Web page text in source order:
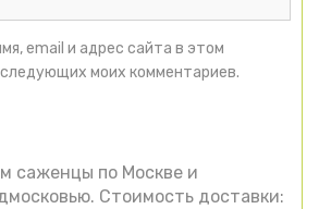
email и адрес сайта в этом
моих комментариев.
саженцы по Москве и
Стоимость доставки: